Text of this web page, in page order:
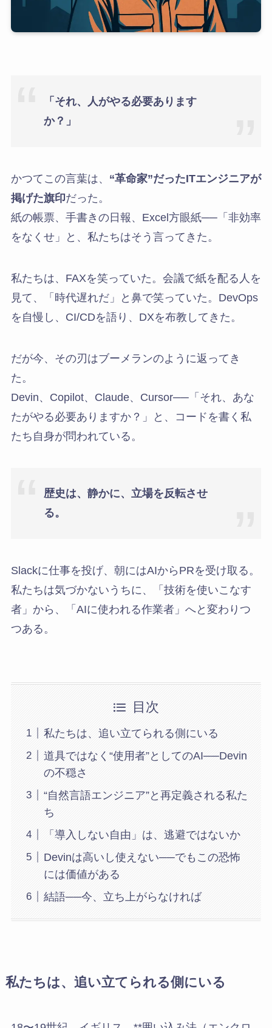
「それ、人がやる必要あります
か？」
かつてこの言葉は、 “革命家”だったITエンジニアが
掲げた旗印だった。
紙の帳票、手書きの日報、Excel方眼紙──「非効率
をなくせ」と、私たちはそう言ってきた。
私たちは、FAXを笑っていた。会議で紙を配る人を
見て、「時代遅れだ」と鼻で笑っていた。DevOps
を自慢し、CI/CDを語り、DXを布教してきた。
だが今、その刃はブーメランのように返ってき
た。
Devin、Copilot、Claude、Cursor──「それ、あな
たがやる必要ありますか？」と、コードを書く私
たち自身が問われている。
歴史は、静かに、立場を反転させ
る。
Slackに仕事を投げ、朝にはAIからPRを受け取る。
私たちは気づかないうちに、「技術を使いこなす
者」から、「AIに使われる作業者」へと変わりつ
つある。
目次
私たちは、追い立てられる側にいる
道具ではなく“使用者”としてのAI──Devin
の不穏さ
“自然言語エンジニア”と再定義される私た
ち
「導入しない自由」は、逃避ではないか
Devinは高いし使えない──でもこの恐怖
には価値がある
結語──今、立ち上がらなければ
私たちは、追い立てられる側にいる